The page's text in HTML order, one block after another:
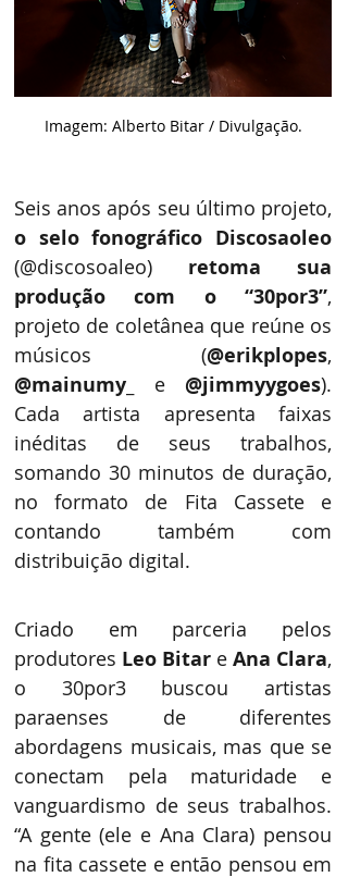
Imagem: Alberto Bitar / Divulgação.
o selo fonográfico Discosaoleo
(@discosoaleo) retoma sua
produção com o “30por3”,
projeto de coletânea que reúne os
músicos (@erikplopes
@mainumy_ e @jimmyygoes).
Cada artista apresenta faixas
inéditas de seus trabalhos,
somando 30 minutos de duração,
no formato de Fita Cassete e
contando também com
distribuição digital.
Criado em parceria pelos
produtores Leo Bitar e Ana Clara,
o 30por3 buscou artistas
paraenses de diferentes
abordagens musicais, mas que se
conectam pela maturidade e
vanguardismo de seus trabalhos.
“A gente (ele e Ana Clara) pensou
na fita cassete e então pensou em